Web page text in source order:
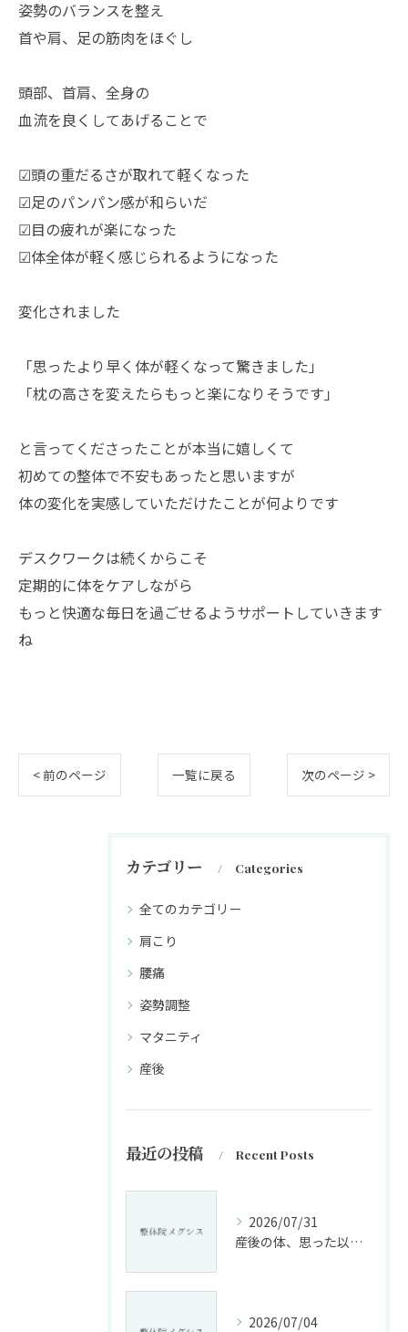
姿勢のバランスを整え
首や肩、足の筋肉をほぐし
頭部、首肩、全身の
血流を良くしてあげることで
☑頭の重だるさが取れて軽くなった
☑足のパンパン感が和らいだ
☑目の疲れが楽になった
☑体全体が軽く感じられるようになった
変化されました
「思ったより早く体が軽くなって驚きました」
「枕の高さを変えたらもっと楽になりそうです」
と言ってくださったことが本当に嬉しくて
初めての整体で不安もあったと思いますが
体の変化を実感していただけたことが何よりです
デスクワークは続くからこそ
定期的に体をケアしながら
もっと快適な毎日を過ごせるようサポートしていきます
ね
< 前のページ 一覧に戻る 次のページ >
カテゴリー Categories
全てのカテゴリー
肩こり
腰痛
姿勢調整
マタニティ
産後
最近の投稿 Recent Posts
2026/07/31
産後の体、思った以上に変化していませんか?
2026/07/04